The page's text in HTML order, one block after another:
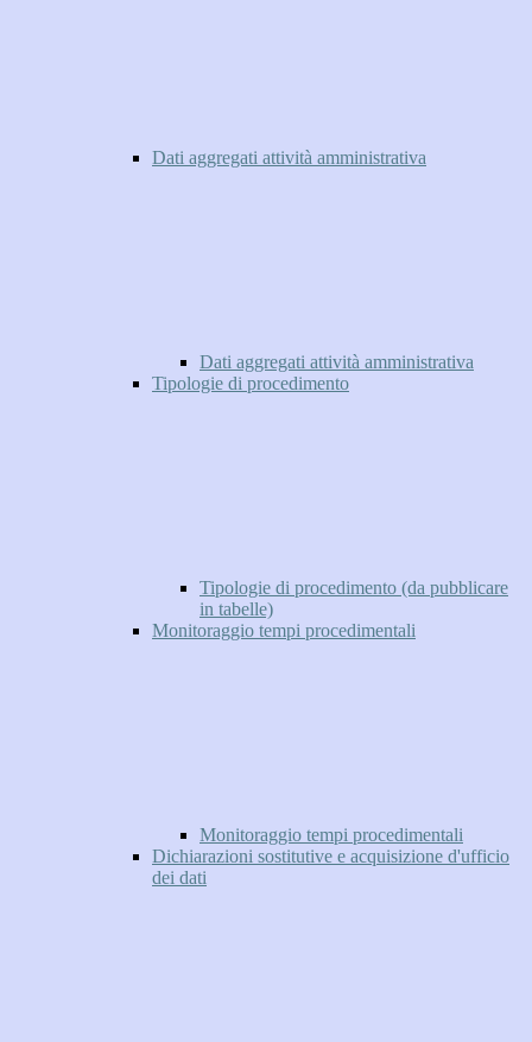
Dati aggregati attività amministrativa
Dati aggregati attività amministrativa
Tipologie di procedimento
Tipologie di procedimento (da pubblicare
in tabelle)
Monitoraggio tempi procedimentali
Monitoraggio tempi procedimentali
Dichiarazioni sostitutive e acquisizione d'ufficio
dei dati